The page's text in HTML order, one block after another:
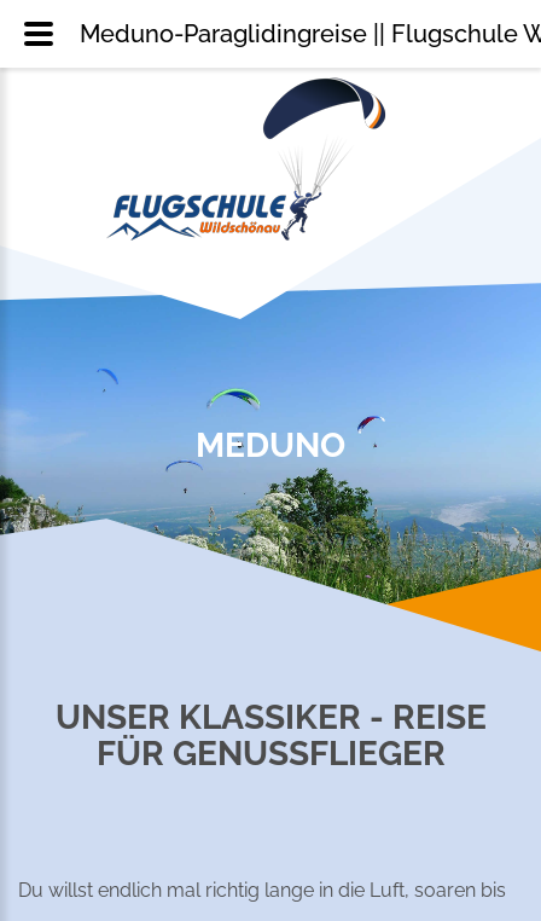
MEDUNO
UNSER KLASSIKER - REISE
FÜR GENUSSFLIEGER
Du willst endlich mal richtig lange in die Luft, soaren bis
Meduno-Paraglidingreise || Flugschule